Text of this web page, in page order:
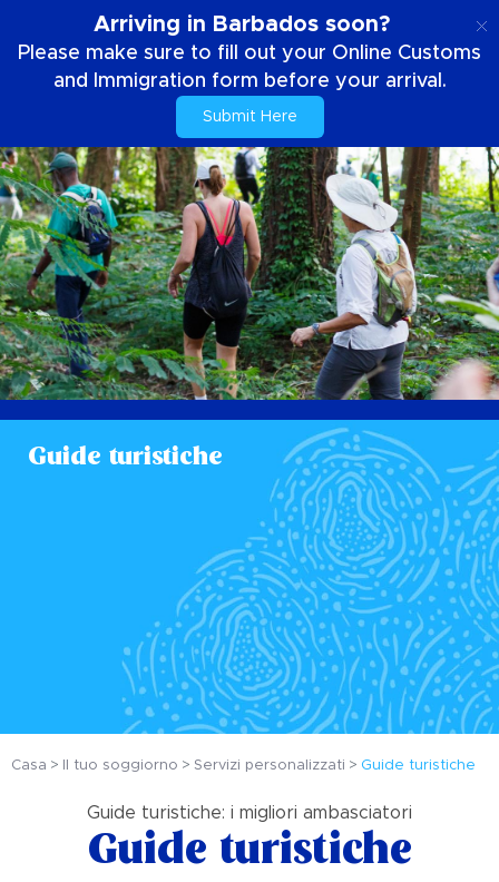
Arriving in Barbados soon?
Please make sure to fill out your Online Customs
and Immigration form before your arrival.
Submit Here
Guide turistiche
Casa Il tuo soggiorno Servizi personalizzati Guide turistiche
Guide turistiche: i migliori ambasciatori
Guide turistiche